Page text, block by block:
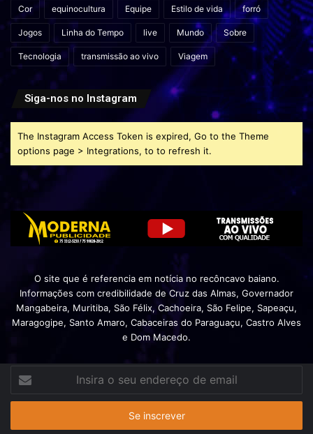
Cor equinocultura Equipe Estilo de vida forró
Jogos Linha do Tempo live Mundo Sobre
Tecnologia transmissão ao vivo Viagem
Siga-nos no Instagram
The Instagram Access Token is expired, Go to the Theme
options page > Integrations, to to refresh it.
O site que é referencia em notícia no recôncavo baiano.
Informações com credibilidade de Cruz das Almas, Governador
Mangabeira, Muritiba, São Félix, Cachoeira, São Felipe, Sapeaçu,
Maragogipe, Santo Amaro, Cabaceiras do Paraguaçu, Castro Alves
e Dom Macedo.
seu
de